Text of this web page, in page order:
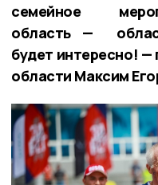
семейное
область —
будет интересно! —
области Максим